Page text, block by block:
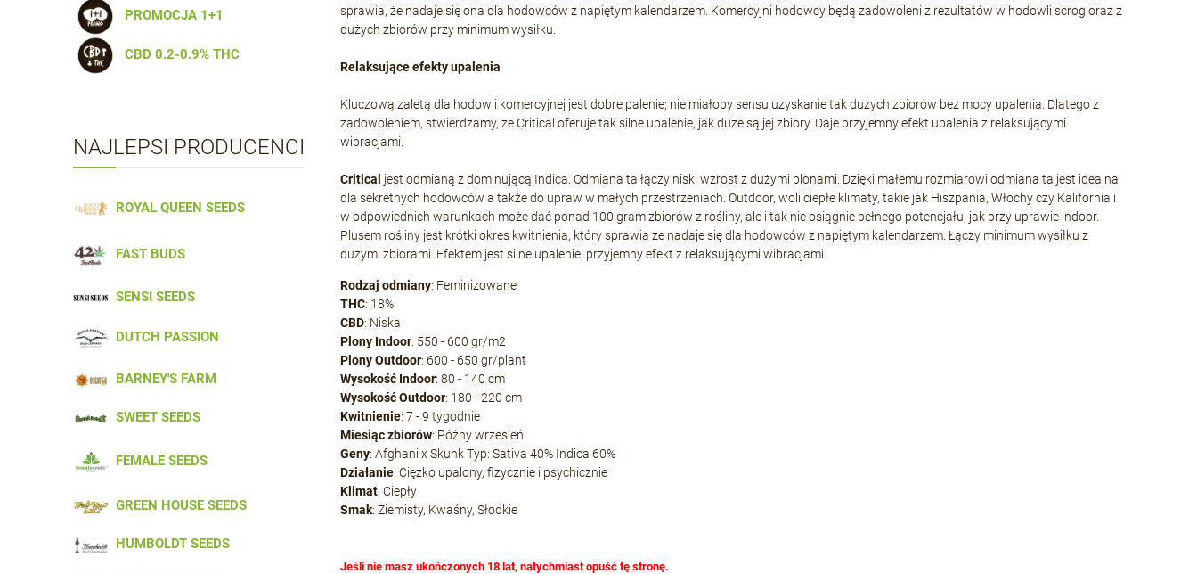
PROMOCJA 1+1
CBD 0.2-0.9% THC
NAJLEPSI PRODUCENCI
ROYAL QUEEN SEEDS
FAST BUDS
SENSI SEEDS
DUTCH PASSION
BARNEY'S FARM
SWEET SEEDS
FEMALE SEEDS
GREEN HOUSE SEEDS
HUMBOLDT SEEDS
sprawia, że nadaje się ona dla hodowców z napiętym kalendarzem. Komercyjni hodowcy będą zadowoleni z rezultatów w hodowli scrog oraz z
dużych zbiorów przy minimum wysiłku.
Relaksujące efekty upalenia
Kluczową zaletą dla hodowli komercyjnej jest dobre palenie; nie miałoby sensu uzyskanie tak dużych zbiorów bez mocy upalenia. Dlatego z
zadowoleniem, stwierdzamy, że Critical oferuje tak silne upalenie, jak duże są jej zbiory. Daje przyjemny efekt upalenia z relaksującymi
wibracjami.
Critical jest odmianą z dominującą Indica. Odmiana ta łączy niski wzrost z dużymi plonami. Dzięki małemu rozmiarowi odmiana ta jest idealna
dla sekretnych hodowców a także do upraw w małych przestrzeniach. Outdoor, woli ciepłe klimaty, takie jak Hiszpania, Włochy czy Kalifornia i
w odpowiednich warunkach może dać ponad 100 gram zbiorów z rośliny, ale i tak nie osiągnie pełnego potencjału, jak przy uprawie indoor.
Plusem rośliny jest krótki okres kwitnienia, który sprawia ze nadaje się dla hodowców z napiętym kalendarzem. Łączy minimum wysiłku z
dużymi zbiorami. Efektem jest silne upalenie, przyjemny efekt z relaksującymi wibracjami.
Rodzaj odmiany: Feminizowane
THC: 18%
CBD: Niska
Plony Indoor: 550 - 600 gr/m2
Plony Outdoor: 600 - 650 gr/plant
Wysokość Indoor: 80 - 140 cm
Wysokość Outdoor: 180 - 220 cm
Kwitnienie: 7 - 9 tygodnie
Miesiąc zbiorów: Późny wrzesień
Geny: Afghani x Skunk Typ: Sativa 40% Indica 60%
Działanie: Ciężko upalony, fizycznie i psychicznie
Klimat: Ciepły
Smak: Ziemisty, Kwaśny, Słodkie
Jeśli nie masz ukończonych 18 lat, natychmiast opuść tę stronę.